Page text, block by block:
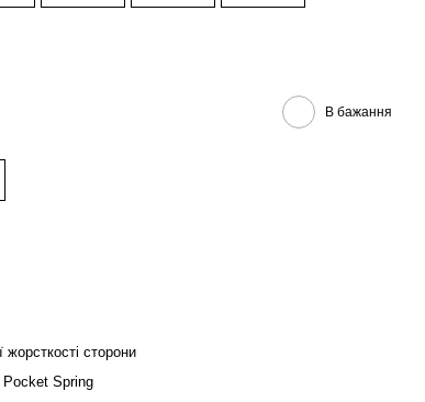
В бажання
жорсткості сторони
Pocket Spring